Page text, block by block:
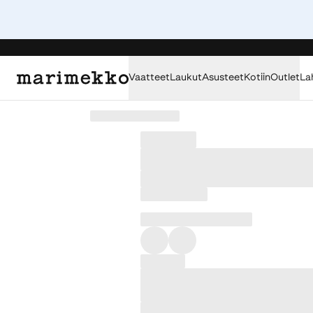
VaatteetLaukutAsusteetKotiinOutlet